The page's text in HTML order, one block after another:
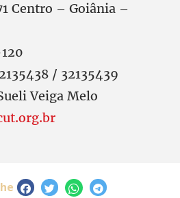
Centro – Goiânia –
/ 32135439
Veiga Melo